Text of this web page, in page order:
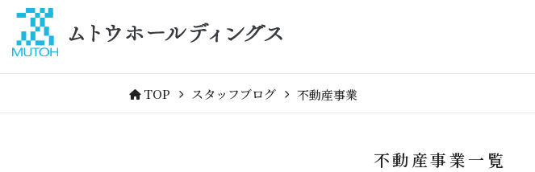
TOP スタッフブログ 不動産事業
不動産事業一覧